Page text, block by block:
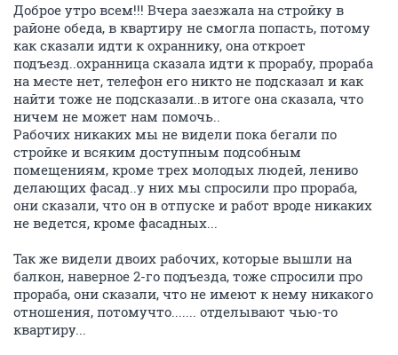
Доброе утро всем!!! Вчера заезжала на стройку в
районе обеда, в квартиру не смогла попасть, потому
как сказали идти к охраннику, она откроет
подъезд..охранница сказала идти к прорабу, прораба
на месте нет, телефон его никто не подсказал и как
найти тоже не подсказали..в итоге она сказала, что
ничем не может нам помочь..
Рабочих никаких мы не видели пока бегали по
стройке и всяким доступным подсобным
помещениям, кроме трех молодых людей, лениво
делающих фасад..у них мы спросили про прораба,
они сказали, что он в отпуске и работ вроде никаких
не ведется, кроме фасадных...
Так же видели двоих рабочих, которые вышли на
балкон, наверное 2-го подъезда, тоже спросили про
прораба, они сказали, что не имеют к нему никакого
отношения, потомучто....... отделывают чью-то
квартиру...